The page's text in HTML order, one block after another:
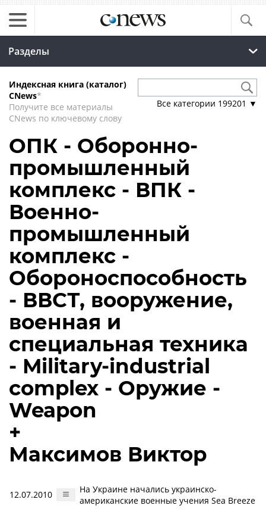
Разделы
Индексная книга (каталог)
CNews*
Получите все материалы
CNews по ключевому слову
Все категории 199201 ▼
ОПК - Оборонно-
промышленный
комплекс - ВПК -
Военно-
промышленный
комплекс -
Обороноспособность
- ВВСТ, вооружение,
военная и
специальная техника
- Military-industrial
complex - Оружие -
Weapon
+
Максимов Виктор
12.07.2010
На Украине начались украинско-
американские военные учения Sea Breeze